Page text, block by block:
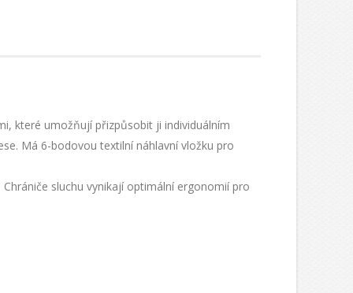
které umožňují přizpůsobit ji individuálním
Má 6-bodovou textilní náhlavní vložku pro
sluchu vynikají optimální ergonomií pro